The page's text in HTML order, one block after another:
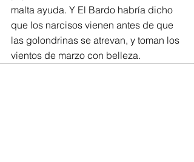
malta ayuda. Y El Bardo habría dicho
que los narcisos vienen antes de que
las golondrinas se atrevan, y toman los
vientos de marzo con belleza.